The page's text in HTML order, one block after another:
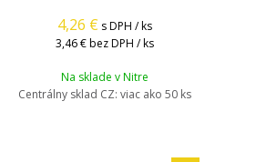
4,26 € s DPH / ks
3,46 € bez DPH / ks
Na sklade v Nitre
Centrálny sklad CZ: viac ako 50 ks